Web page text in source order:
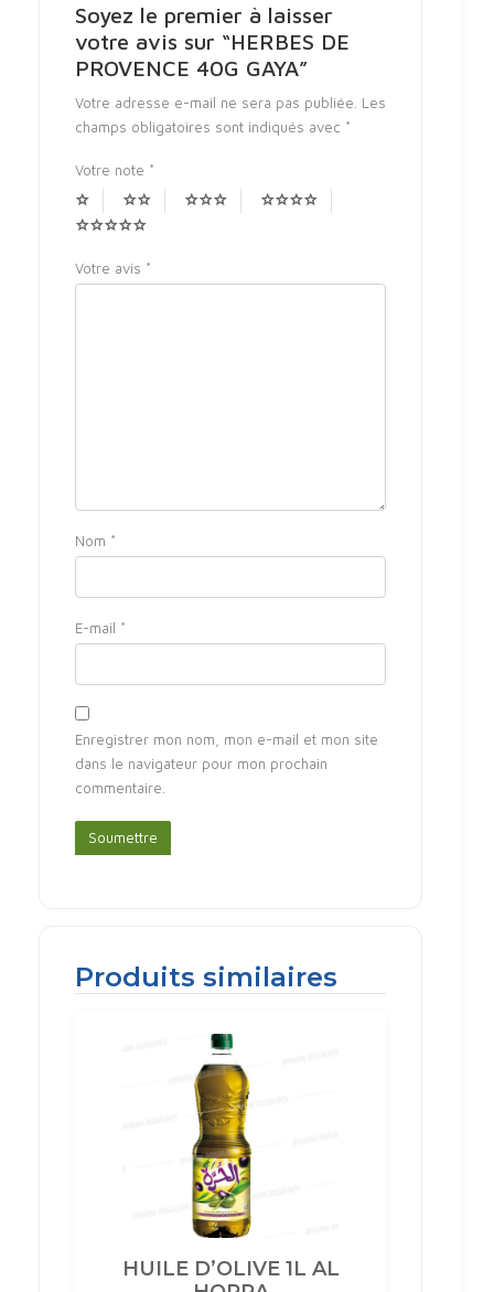
Soyez le premier à laisser
votre avis sur “HERBES DE
PROVENCE 40G GAYA”
Votre adresse e-mail ne sera pas publiée. Les
champs obligatoires sont indiqués avec *
Votre note *
Votre avis *
Nom *
E-mail *
Enregistrer mon nom, mon e-mail et mon site
dans le navigateur pour mon prochain
commentaire.
Produits similaires
HUILE D’OLIVE 1L AL